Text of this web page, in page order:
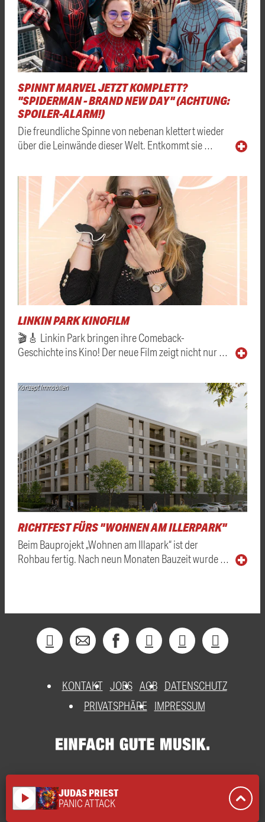
SPINNT MARVEL JETZT KOMPLETT?
"SPIDERMAN - BRAND NEW DAY" (ACHTUNG:
SPOILER-ALARM!)
Die freundliche Spinne von nebenan klettert wieder
über die Leinwände dieser Welt. Entkommt sie …
LINKIN PARK KINOFILM
🎬🎸 Linkin Park bringen ihre Comeback-
Geschichte ins Kino! Der neue Film zeigt nicht nur …
Konzept Immobilien
RICHTFEST FÜRS "WOHNEN AM ILLERPARK"
Beim Bauprojekt „Wohnen am Illapark“ ist der
Rohbau fertig. Nach neun Monaten Bauzeit wurde …
KONTAKT JOBS AGB DATENSCHUTZ
PRIVATSPHÄRE
IMPRESSUM
play_arrow JUDAS PRIEST
PANIC ATTACK